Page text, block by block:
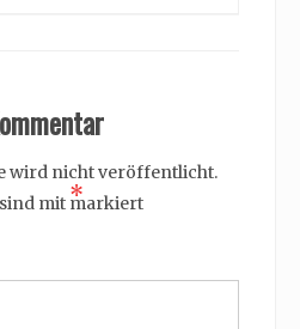
wird nicht veröffentlicht.
mit *
markiert